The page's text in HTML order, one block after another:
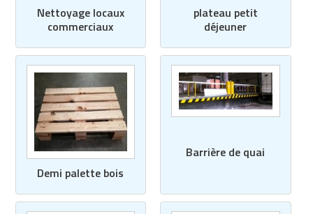
Nettoyage locaux
commerciaux
plateau petit
déjeuner
Demi palette bois
Barrière de quai